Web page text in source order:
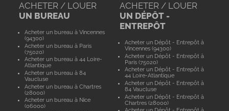
ACHETER / LOUER
UN BUREAU
Acheter un bureau à Vincennes
(94300)
Acheter un bureau à Paris
(75020)
Acheter un bureau à 44 Loire-
Atlantique
Acheter un bureau à 84
Vaucluse
Acheter un bureau à Chartres
(28000)
Acheter un bureau à Nice
(06000)
ACHETER / LOUER
UN DÉPÔT -
ENTREPÔT
Acheter un Dépôt - Entrepôt à
Vincennes (94300)
Acheter un Dépôt - Entrepôt à
Paris (75020)
Acheter un Dépôt - Entrepôt à
44 Loire-Atlantique
Acheter un Dépôt - Entrepôt à
84 Vaucluse
Acheter un Dépôt - Entrepôt à
Chartres (28000)